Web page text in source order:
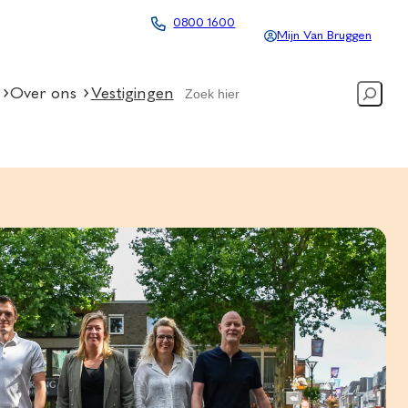
0800 1600
Mijn Van Bruggen
Over ons Vestigingen Search